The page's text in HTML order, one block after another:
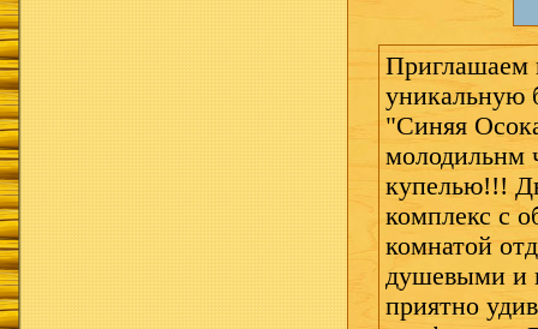
Приглашаем
уникальную
"Синяя
молодильнм
купелью!!!
комплекс с
комнатой
душевыми и
приятно